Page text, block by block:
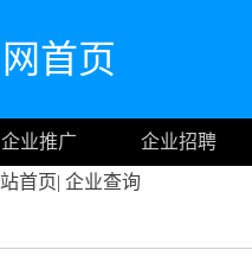
首页
企业推广
企业招聘
首页| 企业查询